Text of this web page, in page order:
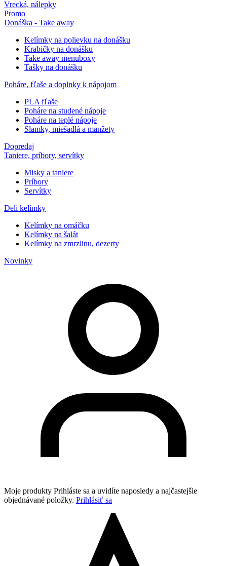
Vrecká, nálepky
Promo
Donáška - Take away
Kelímky na polievku na donášku
Krabičky na donášku
Take away menuboxy
Tašky na donášku
Poháre, fľaše a doplnky k nápojom
PLA fľaše
Poháre na studené nápoje
Poháre na teplé nápoje
Slamky, miešadlá a manžety
Dopredaj
Taniere, príbory, servítky
Misky a taniere
Príbory
Servítky
Deli kelímky
Kelímky na omáčku
Kelímky na šalát
Kelímky na zmrzlinu, dezerty
Novinky
Moje produkty Prihláste sa a uvidíte naposledy a najčastejšie
objednávané položky. Prihlásiť sa